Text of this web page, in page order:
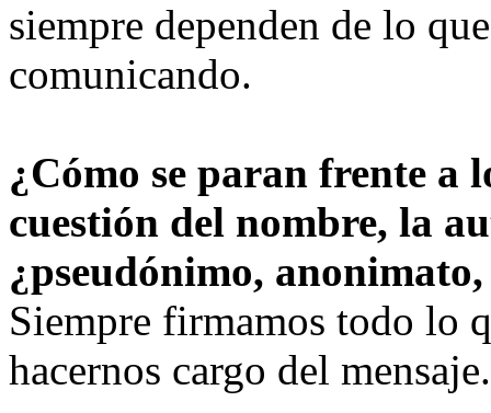
siempre dependen de lo
comunicando.
¿Cómo se paran frente a
cuestión del nombre, la
¿pseudónimo,
Siempre firmamos todo lo
hacernos cargo del mensaje.